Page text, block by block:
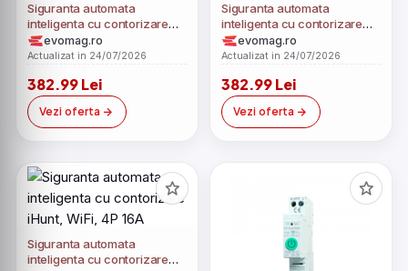
Siguranta automata
inteligenta cu contorizare
iHunt, WiFi, 2P 16A
evomag.ro
Actualizat in 24/07/2026
382.99 Lei
Vezi oferta
Siguranta automata
inteligenta cu contorizare
iHunt, WiFi, 2P 32A
evomag.ro
Actualizat in 24/07/2026
382.99 Lei
Vezi oferta
Siguranta automata
inteligenta cu contorizare